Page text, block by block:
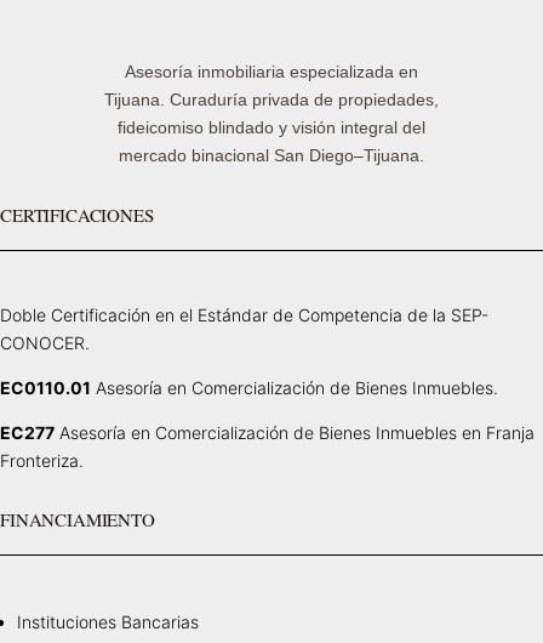
Asesoría inmobiliaria especializada en
Tijuana. Curaduría privada de propiedades,
fideicomiso blindado y visión integral del
mercado binacional San Diego–Tijuana.
CERTIFICACIONES
Doble Certificación en el Estándar de Competencia de la SEP-
CONOCER.
EC0110.01 Asesoría en Comercialización de Bienes Inmuebles.
EC277 Asesoría en Comercialización de Bienes Inmuebles en Franja
Fronteriza.
FINANCIAMIENTO
Instituciones Bancarias